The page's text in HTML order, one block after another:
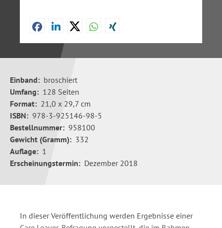
Einband: broschiert
Umfang: 128 Seiten
Format: 21,0 x 29,7 cm
ISBN: 978-3-925146-98-5
Bestellnummer: 958100
Gewicht (Gramm): 332
Auflage: 1
Erscheinungstermin: Dezember 2018
In dieser Veröffentlichung werden Ergebnisse einer